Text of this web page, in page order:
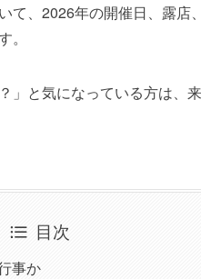
て、2026年の開催日、露店
」と気になっている方は、
目次
事か